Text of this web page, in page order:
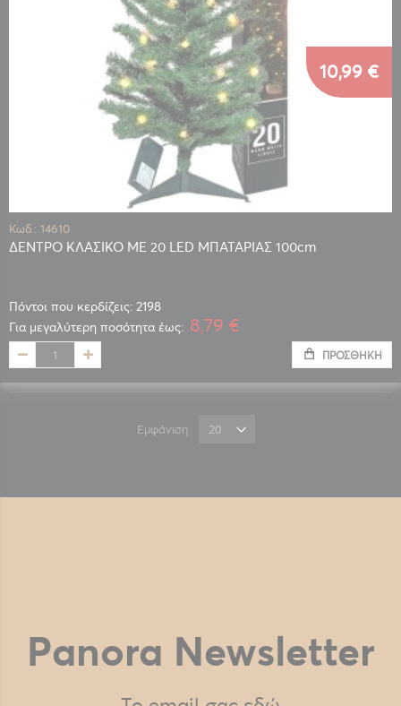
Κωδ.: 14610
ΔΕΝΤΡΟ ΚΛΑΣΙΚΟ ΜΕ 20 LED ΜΠΑΤΑΡΙΑΣ 100cm
Πόντοι που κερδίζεις: 2198
10,99 €
Για μεγαλύτερη ποσότητα έως: 8,79 €
ΠΡΟΣΘΉΚΗ
Εμφάνιση
Panora Newsletter